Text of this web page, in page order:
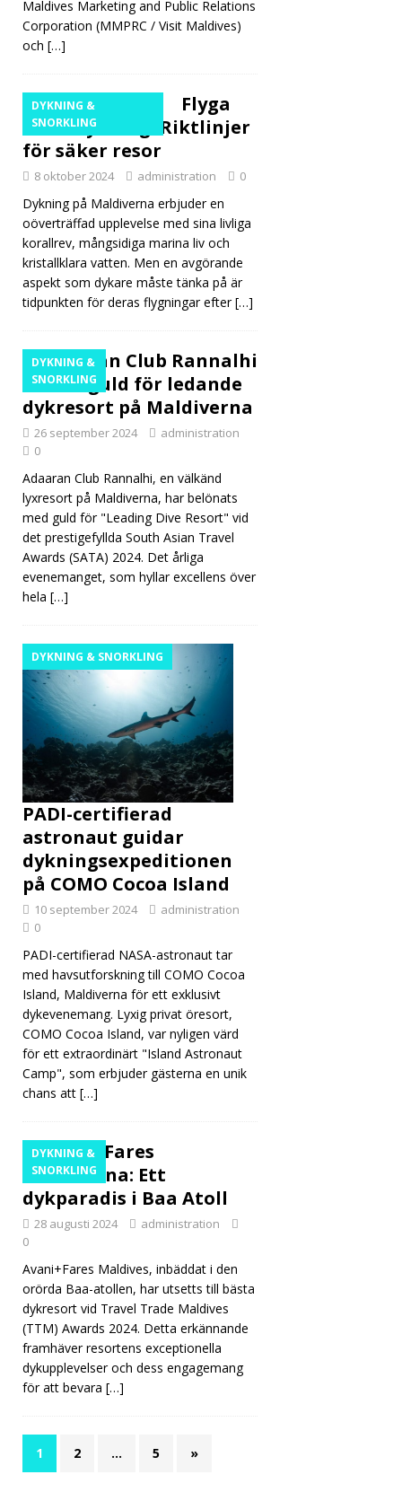
Maldives Marketing and Public Relations
Corporation (MMPRC / Visit Maldives)
och […]
DYKNING &
SNORKLING
Flyga
efter dykning: Riktlinjer
för säker resor
8 oktober 2024 administration 0
Dykning på Maldiverna erbjuder en
oöverträffad upplevelse med sina livliga
korallrev, mångsidiga marina liv och
kristallklara vatten. Men en avgörande
aspekt som dykare måste tänka på är
tidpunkten för deras flygningar efter[…]
DYKNING &
SNORKLING
Adaaran Club Rannalhi
vinner guld för ledande
dykresort på Maldiverna
26 september 2024
administration
0
Adaaran Club Rannalhi, en välkänd
lyxresort på Maldiverna, har belönats
med guld för "Leading Dive Resort" vid
det prestigefyllda South Asian Travel
Awards (SATA) 2024. Det årliga
evenemanget, som hyllar excellens över
hela […]
DYKNING & SNORKLING
PADI-certifierad
astronaut guidar
dykningsexpeditionen
på COMO Cocoa Island
10 september 2024
administration
0
PADI-certifierad NASA-astronaut tar
med havsutforskning till COMO Cocoa
Island, Maldiverna för ett exklusivt
dykevenemang. Lyxig privat öresort,
COMO Cocoa Island, var nyligen värd
för ett extraordinärt "Island Astronaut
Camp", som erbjuder gästerna en unik
chans att […]
DYKNING &
SNORKLING
Avani+Fares
Maldiverna: Ett
dykparadis i Baa Atoll
28 augusti 2024
administration
0
Avani+Fares Maldives, inbäddat i den
orörda Baa-atollen, har utsetts till bästa
dykresort vid Travel Trade Maldives
(TTM) Awards 2024. Detta erkännande
framhäver resortens exceptionella
dykupplevelser och dess engagemang
för att bevara […]
1 2 … 5 »